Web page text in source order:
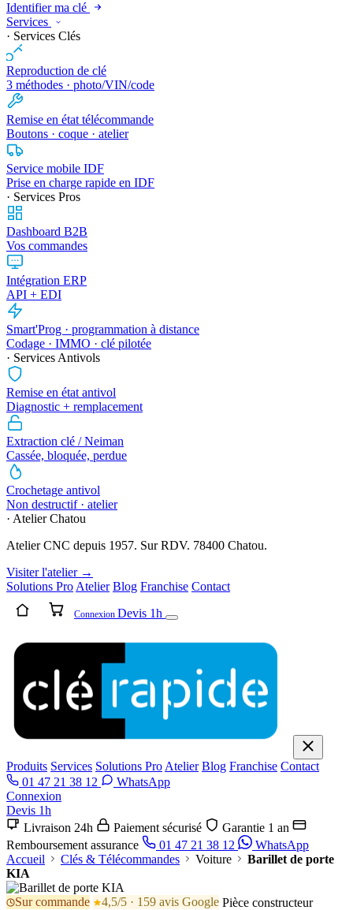
Identifier ma clé
Services
· Services Clés
Reproduction de clé
3 méthodes · photo/VIN/code
Remise en état télécommande
Boutons · coque · atelier
Service mobile IDF
Prise en charge rapide en IDF
· Services Pros
Dashboard B2B
Vos commandes
Intégration ERP
API + EDI
Smart'Prog · programmation à distance
Codage · IMMO · clé pilotée
· Services Antivols
Remise en état antivol
Diagnostic + remplacement
Extraction clé / Neiman
Cassée, bloquée, perdue
Crochetage antivol
Non destructif · atelier
· Atelier Chatou
Atelier CNC depuis 1957. Sur RDV. 78400 Chatou.
Visiter l'atelier →
Solutions Pro Atelier Blog Franchise Contact
Connexion Devis 1h
Produits Services Solutions Pro Atelier Blog Franchise Contact
01 47 21 38 12
WhatsApp
Connexion
Devis 1h
Livraison 24h
Paiement sécurisé
Garantie 1 an
Remboursement assurance
01 47 21 38 12
WhatsApp
Accueil
Clés & Télécommandes Voiture
Barillet de porte
KIA
Sur commande 4,5/5 · 159 avis Google Pièce constructeur